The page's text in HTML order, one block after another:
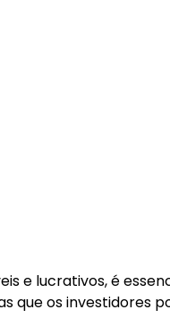
e lucrativos, é
que os